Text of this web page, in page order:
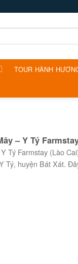
TOUR HÀNH
– Y Tý
Tý Farmstay (Lào
Tý, huyện Bát Xát.